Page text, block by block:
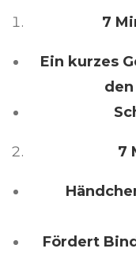
7
Ein kurzes
7
Fördert